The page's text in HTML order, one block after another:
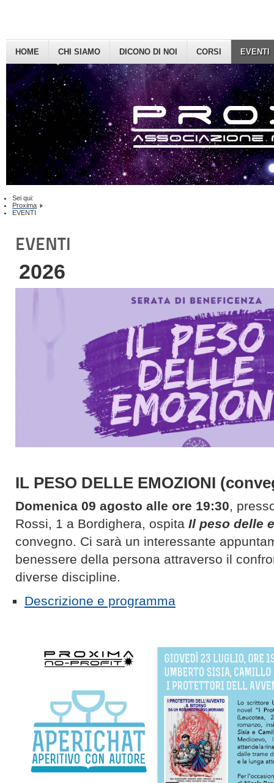
HOME CHI SIAMO DICONO DI NOI CORSI EVENTI
Sei qui:
Proxima
EVENTI
EVENTI
2026
IL PESO DELLE EMOZIONI
Domenica 09 agosto alle ore 19:30,
Rossi, 1 a Bordighera, ospita Il peso delle
convegno. Ci sarà un interessante
benessere della persona attraverso il
diverse discipline.
Descrizione e programma